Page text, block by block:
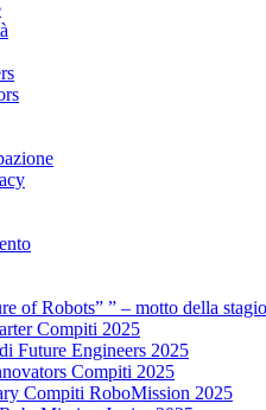
of Robots” ” – motto della
Compiti 2025
Future Engineers 2025
Compiti 2025
Compiti RoboMission 2025